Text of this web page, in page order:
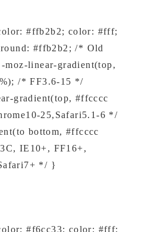
#ffb2b2; color: #fff;
#ffb2b2; /* Old
moz-linear-gradient(top,
/* FF3.6-15 */
gradient(top, #ffcccc
25,Safari5.1-6 */
bottom, #ffcccc
IE10+, FF16+,
*/ }
#f6cc33; color: #fff;